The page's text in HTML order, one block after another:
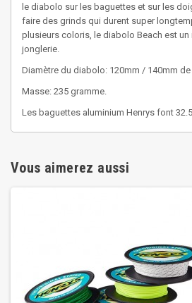
le diabolo sur les baguettes et sur les
faire des grinds qui durent super
plusieurs coloris, le diabolo Beach est
jonglerie.
Diamètre du diabolo: 120mm / 140mm
Masse: 235 gramme.
Les baguettes aluminium Henrys font
Vous aimerez aussi